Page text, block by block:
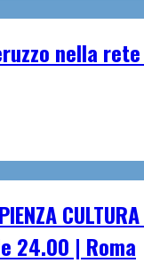
nella
24.00 | Roma